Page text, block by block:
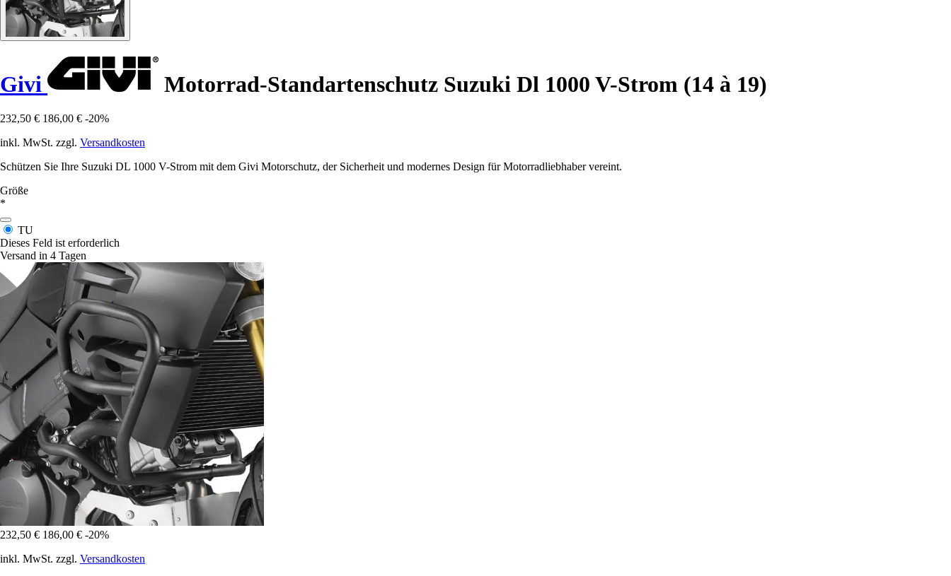
Givi Motorrad-Standartenschutz Suzuki Dl 1000 V-Strom (14 à 19)
232,50 € 186,00 € -20%
inkl. MwSt. zzgl. Versandkosten
Schützen Sie Ihre Suzuki DL 1000 V-Strom mit dem Givi Motorschutz, der Sicherheit und modernes Design für Motorradliebhaber vereint.
Größe
*
TU
Dieses Feld ist erforderlich
Versand in 4 Tagen
232,50 € 186,00 € -20%
inkl. MwSt. zzgl. Versandkosten